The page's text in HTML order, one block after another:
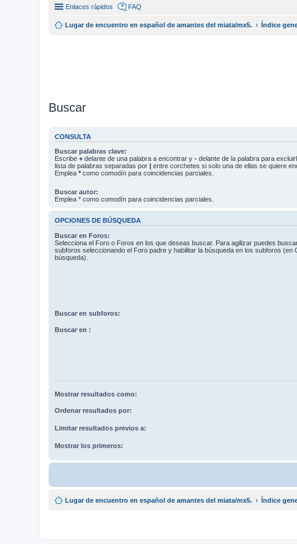
Enlaces rápidos FAQ
Lugar de encuentro en español de amantes del miata/mx5. Índice
Buscar
CONSULTA
Buscar palabras clave:
Escribe + delante de una palabra a encontrar y - delante de la palabra para
lista de palabras separadas por | entre corchetes si solo una de ellas se quiere
Emplea * como comodín para coincidencias parciales.
Buscar autor:
Emplea * como comodín para coincidencias parciales.
OPCIONES DE BÚSQUEDA
Buscar en Foros:
Selecciona el Foro o Foros en los que deseas buscar. Para agilizar puedes
subforos seleccionando el Foro padre y habilitar la búsqueda en los subforos (en
búsqueda).
Buscar en subforos:
Buscar en :
Mostrar resultados como:
Ordenar resultados por:
Limitar resultados previos a:
Mostrar los primeros:
Lugar de encuentro en español de amantes del miata/mx5. Índice